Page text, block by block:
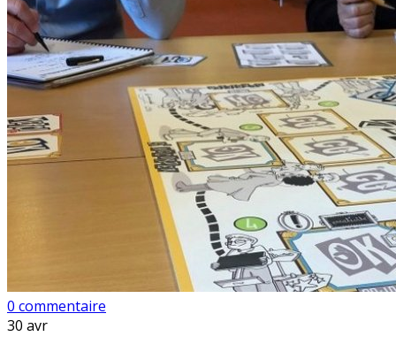
0 commentaire
30 avr